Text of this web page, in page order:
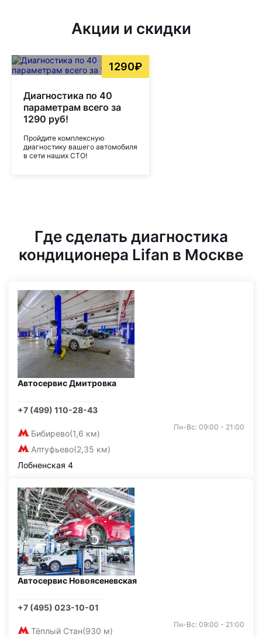
Акции и скидки
1290₽
Диагностика по 40
параметрам всего за
1290 руб!
Пройдите комплексную
диагностику вашего автомобиля
в сети наших СТО!
Где сделать диагностика
кондиционера Lifan в Москве
Автосервис Дмитровка
+7 (499) 110-28-43
Бибирево(1,6 км)
Алтуфьево(2,35 км)
Пн-Вс: 09:00 - 21:00
Лобненская 4
Автосервис Новоясеневская
+7 (495) 023-10-01
Тёплый Стан(930 м)
Пн-Вс: 09:00 - 21:00